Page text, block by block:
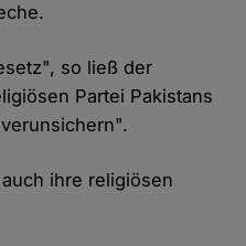
so ließ der
Partei Pakistans
ihre religiösen